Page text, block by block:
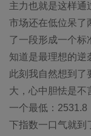
主力也就是这样通
市场还在低位呆了
了一段形成一个标
知道是最理想的逆
此刻我自然想到了
大，心中胆怯是不
一个最低：2531.8
下指数一口气就到